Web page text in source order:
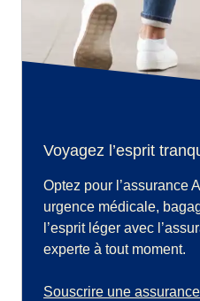
Voyagez l’esprit
Optez pour l’assurance
urgence médicale,
l’esprit léger avec
experte à tout moment.
Souscrire une